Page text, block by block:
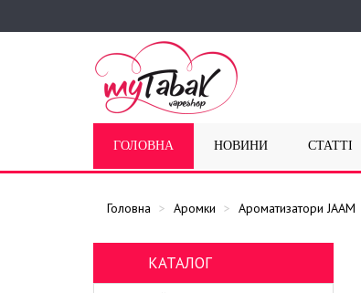
ГОЛОВНА НОВИНИ СТАТТІ
Головна Аромки Ароматизатори JAAM
КАТАЛОГ